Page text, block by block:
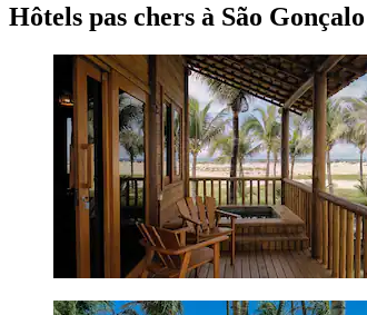
Hôtels pas chers à São